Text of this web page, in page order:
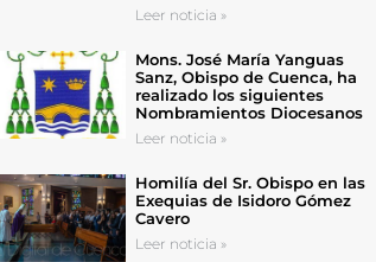
Leer noticia »
Mons. José María Yanguas
Sanz, Obispo de Cuenca, ha
realizado los siguientes
Nombramientos Diocesanos
Leer noticia »
Homilía del Sr. Obispo en las
Exequias de Isidoro Gómez
Cavero
Leer noticia »